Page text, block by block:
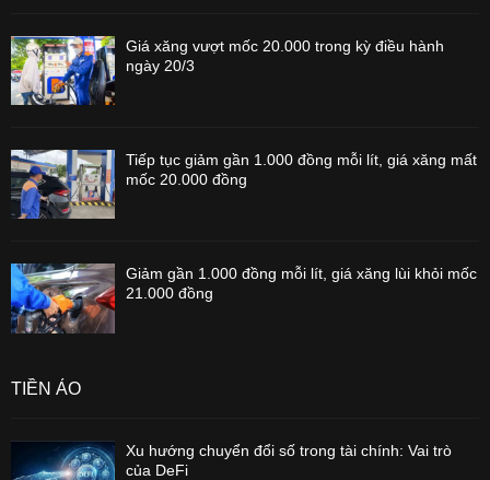
Giá xăng vượt mốc 20.000 trong kỳ điều hành
ngày 20/3
Tiếp tục giảm gần 1.000 đồng mỗi lít, giá xăng mất
mốc 20.000 đồng
Giảm gần 1.000 đồng mỗi lít, giá xăng lùi khỏi mốc
21.000 đồng
TIỀN ẢO
Xu hướng chuyển đổi số trong tài chính: Vai trò
của DeFi